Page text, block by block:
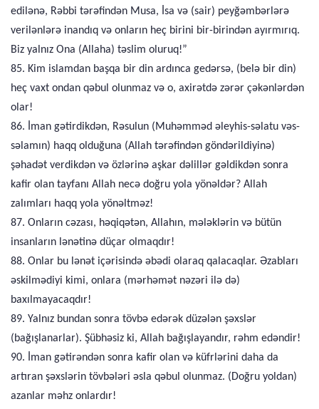
edilənə, Rəbbi tərəfindən Musa, İsa və (sair) peyğəmbərlərə
verilənlərə inandıq və onların heç birini bir-birindən ayırmırıq.
Biz yalnız Ona (Allaha) təslim oluruq!”
85. Kim islamdan başqa bir din ardınca gedərsə, (belə bir din)
heç vaxt ondan qəbul olunmaz və o, axirətdə zərər çəkənlərdən
olar!
86. İman gətirdikdən, Rəsulun (Muhəmməd əleyhis-səlatu vəs-
səlamın) haqq olduğuna (Allah tərəfindən göndərildiyinə)
şəhadət verdikdən və özlərinə aşkar dəlillər gəldikdən sonra
kafir olan tayfanı Allah necə doğru yola yönəldər? Allah
zalımları haqq yola yönəltməz!
87. Onların cəzası, həqiqətən, Allahın, mələklərin və bütün
insanların lənətinə düçar olmaqdır!
88. Onlar bu lənət içərisində əbədi olaraq qalacaqlar. Əzabları
əskilmədiyi kimi, onlara (mərhəmət nəzəri ilə də)
baxılmayacaqdır!
89. Yalnız bundan sonra tövbə edərək düzələn şəxslər
(bağışlanarlar). Şübhəsiz ki, Allah bağışlayandır, rəhm edəndir!
90. İman gətirəndən sonra kafir olan və küfrlərini daha da
artıran şəxslərin tövbələri əsla qəbul olunmaz. (Doğru yoldan)
azanlar məhz onlardır!